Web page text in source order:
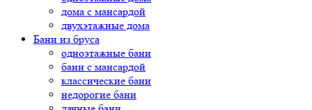
дома с мансардой
двухэтажные дома
Бани из бруса
одноэтажные бани
бани с мансардой
классические бани
недорогие бани